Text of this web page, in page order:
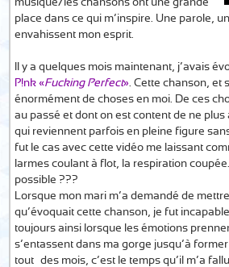
musique/les chansons ont une grande
place dans ce qui m’inspire. Une parole,
envahissent mon esprit.
Il y a quelques mois maintenant, j’avais
P!nk «Fucking Perfect». Cette chanson, et
énormément de choses en moi. De ces
au passé et dont on est content de ne plus
qui reviennent parfois en pleine figure
fut le cas avec cette vidéo me laissant
larmes coulant à flot, la respiration
possible ???
Lorsque mon mari m’a demandé de
qu’évoquait cette chanson, je fut
toujours ainsi lorsque les émotions
s’entassent dans ma gorge jusqu’à
tout… des mois, c’est le temps qu’il m’a